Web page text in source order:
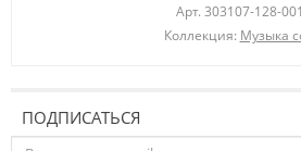
Арт. 303107-128-
Коллекция: Музыка
ПОДПИСАТЬСЯ